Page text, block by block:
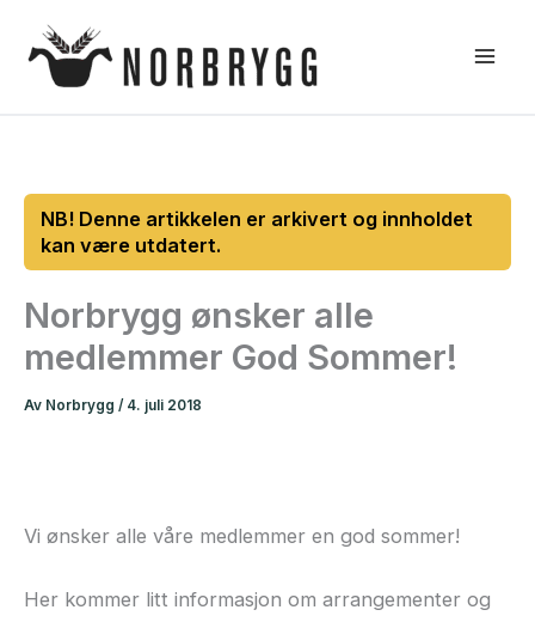
rett
Norbrygg ønsker alle
medlemmer God Sommer!
Av Norbrygg / 4. juli 2018
Vi ønsker alle våre medlemmer en god sommer!
Her kommer litt informasjon om arrangementer og